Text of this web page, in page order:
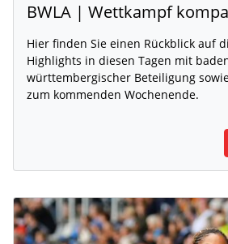
BWLA | Wettkampf
Hier finden Sie einen Rückblick auf
Highlights in diesen Tagen mit
württembergischer Beteiligung
zum kommenden Wochenende.